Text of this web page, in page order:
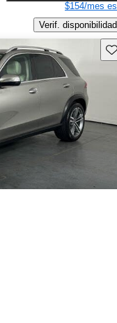
$154/mes
Verif. disponibilidad